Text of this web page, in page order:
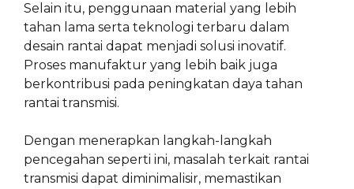
Selain itu, penggunaan material yang lebih
tahan lama serta teknologi terbaru dalam
desain rantai dapat menjadi solusi inovatif.
Proses manufaktur yang lebih baik juga
berkontribusi pada peningkatan daya tahan
rantai transmisi.
Dengan menerapkan langkah-langkah
pencegahan seperti ini, masalah terkait rantai
transmisi dapat diminimalisir, memastikan